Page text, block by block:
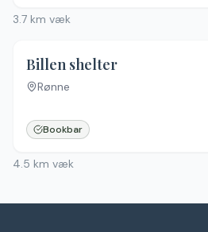
3.7 km væk
Billen shelter
Rønne
Bookbar
4.5 km væk